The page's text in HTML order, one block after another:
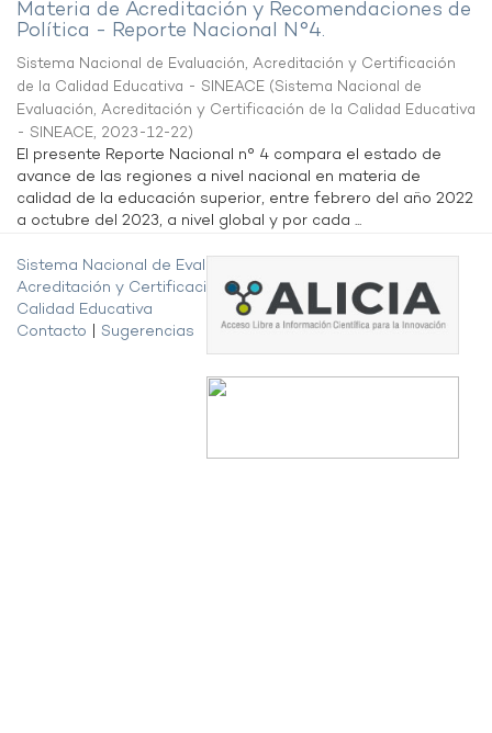
Materia de Acreditación y Recomendaciones de
Política - Reporte Nacional N°4.
Sistema Nacional de Evaluación, Acreditación y Certificación
de la Calidad Educativa - SINEACE (Sistema Nacional de
Evaluación, Acreditación y Certificación de la Calidad Educativa
- SINEACE, 2023-12-22)
El presente Reporte Nacional n° 4 compara el estado de
avance de las regiones a nivel nacional en materia de
calidad de la educación superior, entre febrero del año 2022
a octubre del 2023, a nivel global y por cada ...
Sistema Nacional de Evaluación,
Acreditación y Certificación de la
Calidad Educativa
Contacto
Sugerencias